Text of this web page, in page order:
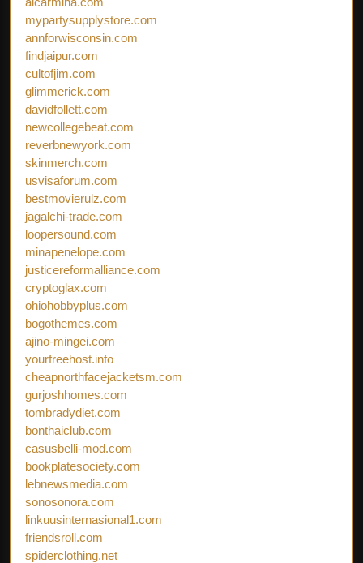
mypartysupplystore.com
annforwisconsin.com
findjaipur.com
cultofjim.com
glimmerick.com
davidfollett.com
newcollegebeat.com
reverbnewyork.com
skinmerch.com
usvisaforum.com
bestmovierulz.com
jagalchi-trade.com
loopersound.com
minapenelope.com
justicereformalliance.com
cryptoglax.com
ohiohobbyplus.com
bogothemes.com
ajino-mingei.com
yourfreehost.info
cheapnorthfacejacketsm.com
gurjoshhomes.com
tombradydiet.com
bonthaiclub.com
casusbelli-mod.com
bookplatesociety.com
lebnewsmedia.com
sonosonora.com
linkuusinternasional1.com
friendsroll.com
spiderclothing.net